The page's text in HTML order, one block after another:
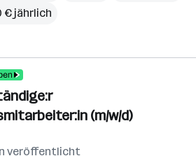
€ jährlich
(m/w/d)
veröffentlicht